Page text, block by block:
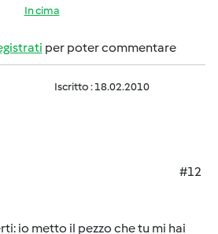
In cima
per poter commentare
Iscritto : 18.02.2010
#12
io metto il pezzo che tu mi hai